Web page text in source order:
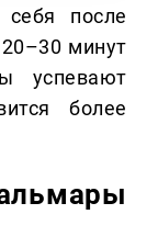
после
минут
успевают
более